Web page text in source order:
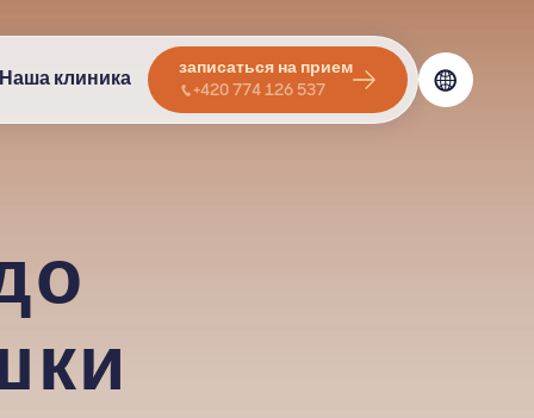
Наша клиника
записаться на прием
+420 774 126 537